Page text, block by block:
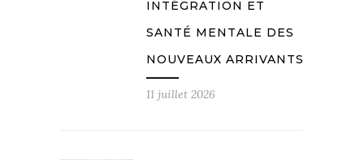
INTÉGRATION ET
SANTÉ MENTALE DES
NOUVEAUX ARRIVANTS
11 juillet 2026